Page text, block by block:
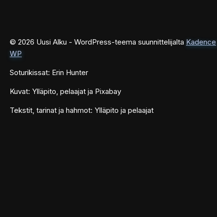
© 2026 Uusi Alku - WordPress-teema suunnittelijalta Kadence
WP
Soturikissat: Erin Hunter
Kuvat: Ylläpito, pelaajat ja Pixabay
Tekstit, tarinat ja hahmot: Ylläpito ja pelaajat